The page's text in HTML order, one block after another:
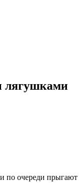
лягушками
очереди